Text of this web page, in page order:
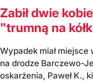
Zabił dwie
"trumną na
Wypadek miał miejsce
na drodze Barczewo-
oskarżenia, Paweł K.,